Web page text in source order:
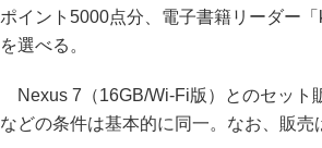
ポイント5000点分、電子書籍リーダー
を選べる。
Nexus 7（16GB/Wi-Fi版）とのセット
などの条件は基本的に同一。なお、販売